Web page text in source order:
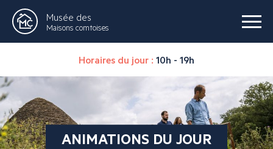
Musée des
Maisons comtoises
Horaires du jour : 10h - 19h
ANIMATIONS DU JOUR